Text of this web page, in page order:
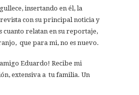
insertando en él, la
con su principal noticia y
cuanto relatan en su reportaje,
que para mi, no es nuevo.
Eduardo! Recibe mi
extensiva a tu familia. Un